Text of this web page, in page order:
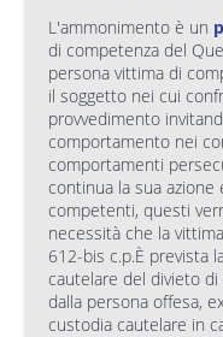
L'ammonimento è un
di competenza del
persona vittima di
il soggetto nei cui
provvedimento
comportamento nei
comportamenti
continua la sua
competenti, questi
necessità che la
612-bis c.p.È prevista
cautelare del divieto
dalla persona offesa,
custodia cautelare in